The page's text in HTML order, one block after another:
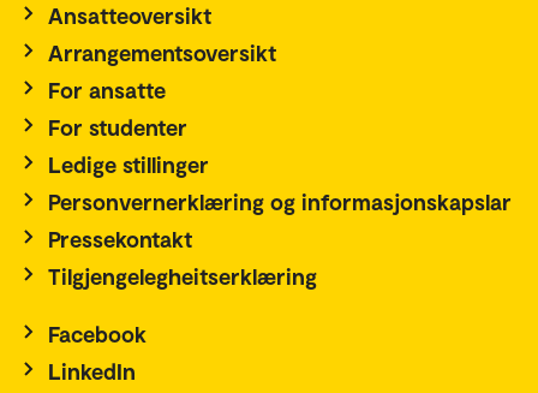
Ansatteoversikt
Arrangementsoversikt
For ansatte
For studenter
Ledige stillinger
Personvernerklæring og informasjonskapslar
Pressekontakt
Tilgjengelegheitserklæring
Facebook
LinkedIn